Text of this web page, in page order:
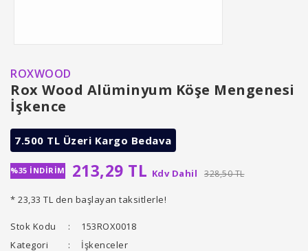
ROXWOOD
Rox Wood Alüminyum Köşe Mengenesi
İşkence
7.500 TL Üzeri Kargo Bedava
%35 İNDİRİM 213,29 TL Kdv Dahil 328,50 TL
* 23,33 TL den başlayan taksitlerle!
Stok Kodu
153ROX0018
Kategori
İşkenceler